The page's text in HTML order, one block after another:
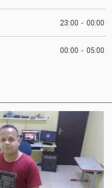
23:00 - 00:00
00:00 - 05:00